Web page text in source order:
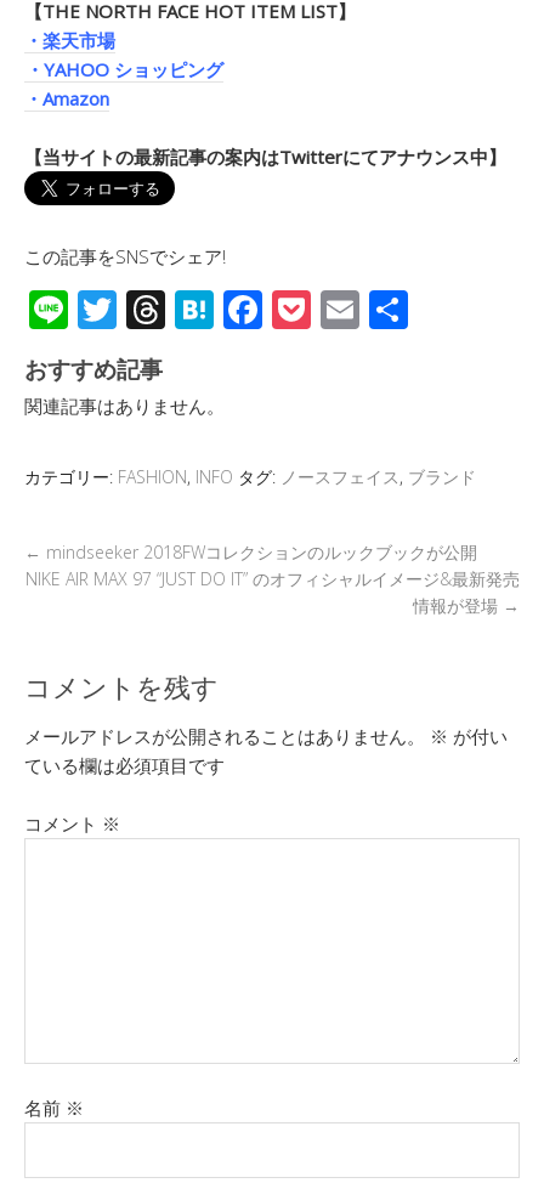
【THE NORTH FACE HOT ITEM LIST】
・楽天市場
・YAHOO ショッピング
・Amazon
【当サイトの最新記事の案内はTwitterにてアナウンス中】
この記事をSNSでシェア!
Li
n
e
T
wi
tt
er
T
hr
e
a
d
H
at
a
F
ac
o
o
k
P
o
E
m
おすすめ記事
関連記事はありません。
カテゴリー: FASHION, INFO タグ: ノースフェイス, ブランド
← mindseeker 2018FWコレクションのルックブックが公開
NIKE AIR MAX 97 “JUST DO IT” のオフィシャルイメージ&最新発売
情報が登場 →
コメントを残す
メールアドレスが公開されることはありません。 ※ が付い
ている欄は必須項目です
コメント ※
名前 ※